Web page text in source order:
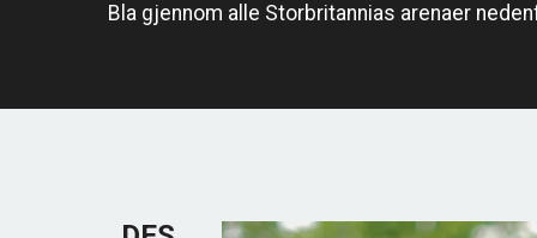
Bla gjennom alle Storbritannias arenaer